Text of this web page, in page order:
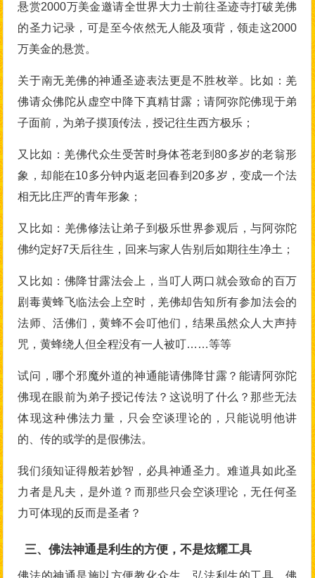
悬赏2000万美金邀请全世界大力士前往圣迹寺打破羌佛
的圣力记录，可是至今依然无人能及项背，领走这2000
万美金的悬赏。
关于南无羌佛的神通圣迹表法更是不胜枚举。比如：羌
佛请众佛陀从虚空中降下真精甘露；请阿弥陀佛现于弟
子面前，为弟子摸顶传法，授记往生西方极乐；
又比如：羌佛代众生受苦时身体苍老到80多岁的老翁形
象，却能在10多分钟内返老回春到20多岁，变成一个法
相无比庄严的青年形象；
又比如：羌佛修法让弟子到极乐世界参观后，与阿弥陀
佛约定好7天后往生，回来与家人告别后如期往生净土；
又比如：佛降甘露法会上，当叮人两口就会致命的百万
剧毒黄蜂飞临法会上空时，羌佛却告知所有参加法会的
法师、活佛们，黄蜂不会叮他们，结果虽然众人大声持
咒，黄蜂绕人但全程没有一人被叮……等等
试问，哪个邪魔外道的神通能请佛降甘露？能请阿弥陀
佛现在眼前为弟子授记传法？这说明了什么？那些无法
体现这种佛法力量，只会空谈理论的，只能说明他讲
的、传的或学的是假佛法。
我们须知证得般若妙智，必具神通圣力。难道具如此圣
力者是凡夫，是外道？而那些只会空谈理论，无任何圣
力可体现的反而是圣者？
三、佛法神通是利生的方便，不是炫耀工具
佛法的神通是施以方便教化众生，弘法利生的工具。佛